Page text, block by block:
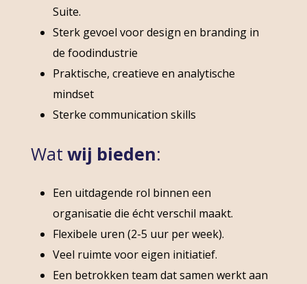
Suite.
Sterk gevoel voor design en branding in
de foodindustrie
Praktische, creatieve en analytische
mindset
Sterke communication skills
Wat wij bieden:
Een uitdagende rol binnen een
organisatie die écht verschil maakt.
Flexibele uren (2-5 uur per week).
Veel ruimte voor eigen initiatief.
Een betrokken team dat samen werkt aan